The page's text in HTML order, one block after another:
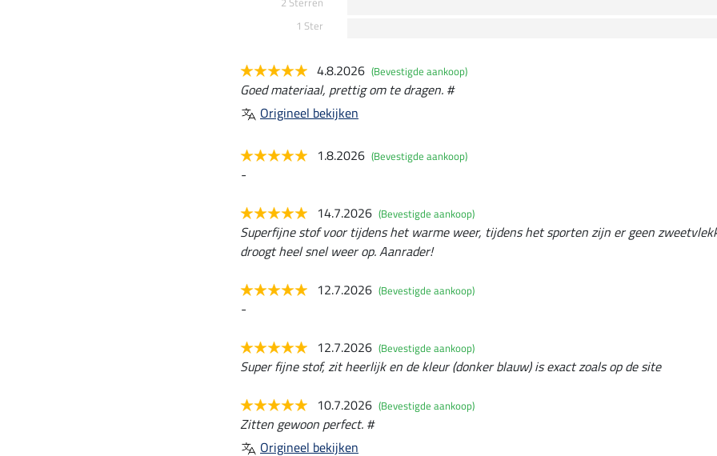
1 Ster
4.8.2026 (Bevestigde aankoop)
Goed materiaal, prettig om te dragen. #
Origineel bekijken
1.8.2026 (Bevestigde aankoop)
-
14.7.2026 (Bevestigde aankoop)
Superfijne stof voor tijdens het warme weer, tijdens het sporten zijn er geen
droogt heel snel weer op. Aanrader!
12.7.2026 (Bevestigde aankoop)
-
12.7.2026 (Bevestigde aankoop)
Super fijne stof, zit heerlijk en de kleur (donker blauw) is exact zoals op de site
10.7.2026 (Bevestigde aankoop)
Zitten gewoon perfect. #
Origineel bekijken